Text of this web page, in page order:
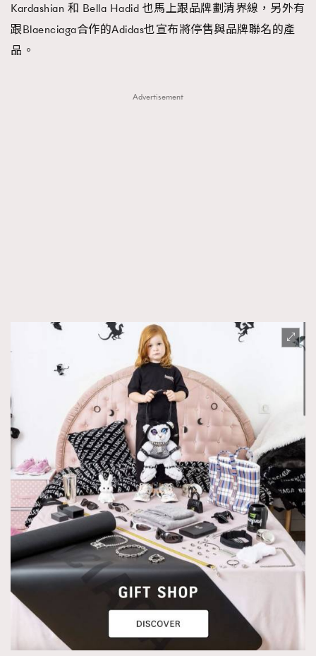
Kardashian 和 Bella Hadid 也馬上跟品牌劃清界線，另外有
跟Blaenciaga合作的Adidas也宣布將停售與品牌聯名的產
品。
Advertisement